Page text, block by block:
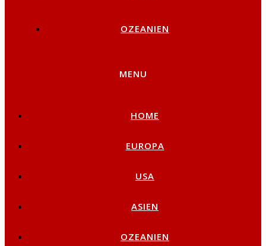
OZEANIEN
MENU
HOME
EUROPA
USA
ASIEN
OZEANIEN